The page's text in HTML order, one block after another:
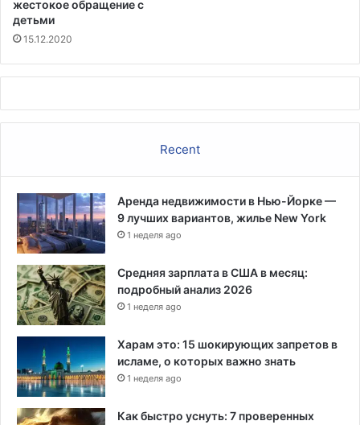
в
е
п
р
а
н
е
н
и
я
жестокое обращение с
детьми
15.12.2020
Recent
Аренда недвижимости в Нью-Йорке —
9 лучших вариантов, жилье New York
1 неделя ago
Средняя зарплата в США в месяц:
подробный анализ 2026
1 неделя ago
Харам это: 15 шокирующих запретов в
исламе, о которых важно знать
1 неделя ago
Как быстро уснуть: 7 проверенных